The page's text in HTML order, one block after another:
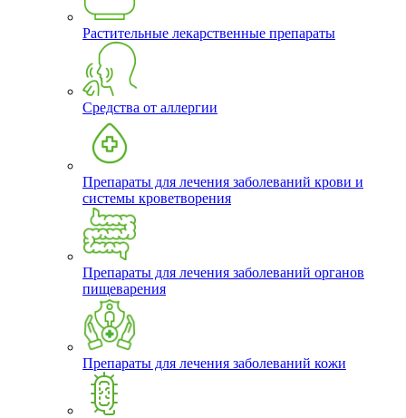
Растительные лекарственные препараты
Средства от аллергии
Препараты для лечения заболеваний крови и
системы кроветворения
Препараты для лечения заболеваний органов
пищеварения
Препараты для лечения заболеваний кожи